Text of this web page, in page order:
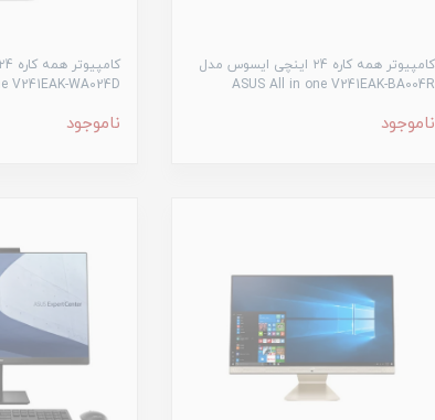
کامپیوتر همه کاره ۲4 اینچی ایسوس مدل
ASUS All in one V241EAK-BA004R
ناموجود
V241EAK-WA024D
ناموجود